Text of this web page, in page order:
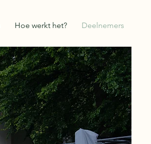
Hoe werkt het? Deelnemers